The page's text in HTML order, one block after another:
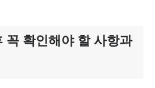
꼭 확인해야 할 사항과